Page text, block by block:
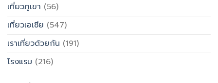
เที่ยวภูเขา (56)
เที่ยวเอเซีย (547)
เราเที่ยวด้วยกัน (191)
โรงแรม (216)